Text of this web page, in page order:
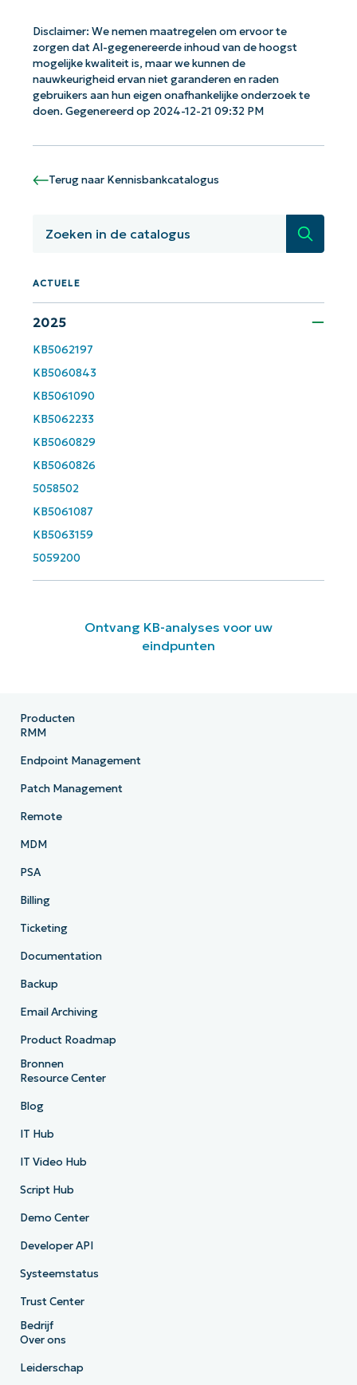
Disclaimer: We nemen maatregelen om ervoor te
zorgen dat AI-gegenereerde inhoud van de hoogst
mogelijke kwaliteit is, maar we kunnen de
nauwkeurigheid ervan niet garanderen en raden
gebruikers aan hun eigen onafhankelijke onderzoek te
doen. Gegenereerd op 2024-12-21 09:32 PM
Terug naar Kennisbankcatalogus
Zoeken
ACTUELE
2025
KB5062197
KB5060843
KB5061090
KB5062233
KB5060829
KB5060826
5058502
KB5061087
KB5063159
5059200
Ontvang KB-analyses voor uw
eindpunten
Aan de slag met NinjaOne AI-
gestuurde KB-analyses!
name*
Business
email*
Phone
name*
Producten
RMM
Endpoint Management
Patch Management
Remote
MDM
PSA
Billing
Ticketing
Documentation
Backup
Email Archiving
Product Roadmap
Bronnen
Resource Center
Blog
IT Hub
IT Video Hub
Script Hub
Demo Center
Developer API
Systeemstatus
Trust Center
Bedrijf
Over ons
Leiderschap